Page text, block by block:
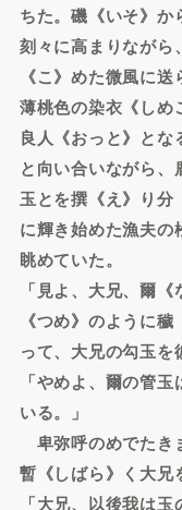
ちた。磯《いそ》
刻々に高まりながら
《こ》めた微風に
薄桃色の染衣《しめ
良人《おっと》とな
と向い合いながら
玉とを撰《え》り分
に輝き始めた漁夫の
眺めていた。
「見よ、大兄、爾
《つめ》のように
って、大兄の勾玉を
「やめよ、爾の管
いる。」
卑弥呼のめでたき
暫《しばら》く大兄
「大兄、以後我は